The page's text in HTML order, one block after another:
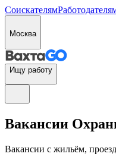
Соискателям
Москва
Ищу работу
Вакансии
Вакансии с жильём,